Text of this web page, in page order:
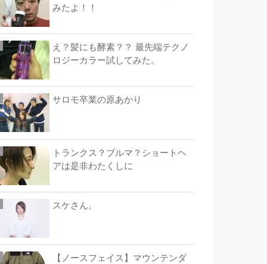
みたよ！！
え？髪にも酵素？？ 最先端テクノ
ロジーカラー試してみた。
サロモ卒業の原あかり
トランクス？ブルマ？ショートヘ
アは是非わたくしに
スケさん。
【ノースフェイス】マウンテンダ